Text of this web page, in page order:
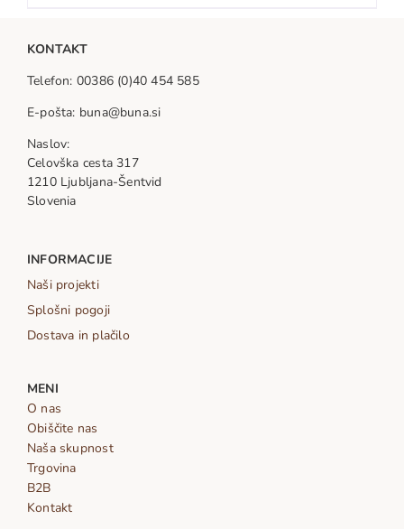
KONTAKT
Telefon: 00386 (0)40 454 585
E-pošta: buna@buna.si
Naslov:
Celovška cesta 317
1210 Ljubljana-Šentvid
Slovenia
INFORMACIJE
Naši projekti
Splošni pogoji
Dostava in plačilo
MENI
O nas
Obiščite nas
Naša skupnost
Trgovina
B2B
Kontakt